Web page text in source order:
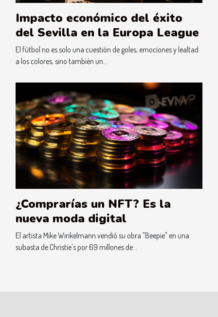
Impacto económico del éxito
del Sevilla en la Europa League
El fútbol no es solo una cuestión de goles, emociones y lealtad
a los colores, sino también un...
¿Comprarías un NFT? Es la
nueva moda digital
El artista Mike Winkelmann vendió su obra "Beepie" en una
subasta de Christie's por 69 millones de...